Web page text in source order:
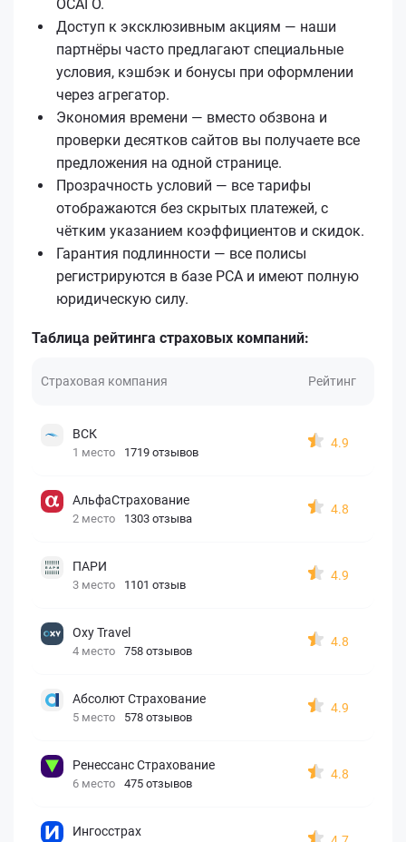
ОСАГО.
Доступ к эксклюзивным акциям — наши
партнёры часто предлагают специальные
условия, кэшбэк и бонусы при оформлении
через агрегатор.
Экономия времени — вместо обзвона и
проверки десятков сайтов вы получаете все
предложения на одной странице.
Прозрачность условий — все тарифы
отображаются без скрытых платежей, с
чётким указанием коэффициентов и скидок.
Гарантия подлинности — все полисы
регистрируются в базе РСА и имеют полную
юридическую силу.
Таблица рейтинга страховых компаний:
Страховая компания Рейтинг
ВСК
1 место 1719 отзывов
4.9
АльфаСтрахование
2 место 1303 отзыва
4.8
ПАРИ
3 место 1101 отзыв
4.9
Oxy Travel
4 место 758 отзывов
4.8
Абсолют Страхование
5 место 578 отзывов
4.9
Ренессанс Страхование
6 место 475 отзывов
4.8
Ингосстрах